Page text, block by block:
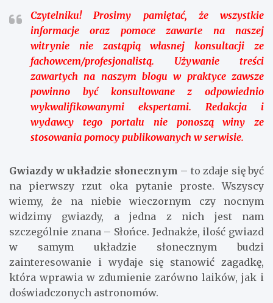
Czytelniku!Prosimy pamiętać, że wszystkie
informacje oraz pomoce zawarte na naszej
witrynie nie zastąpią własnej konsultacji ze
fachowcem/profesjonalistą. Używanie treści
zawartych na naszym blogu w praktyce zawsze
powinno być konsultowane z odpowiednio
wykwalifikowanymi ekspertami. Redakcja i
wydawcy tego portalu nie ponoszą winy ze
stosowania pomocy publikowanych w serwisie.
Gwiazdy w układzie słonecznym – to zdaje się być
na pierwszy rzut oka pytanie proste. Wszyscy
wiemy, że na niebie wieczornym czy nocnym
widzimy gwiazdy, a jedna z nich jest nam
szczególnie znana – Słońce. Jednakże, ilość gwiazd
w samym układzie słonecznym budzi
zainteresowanie i wydaje się stanowić zagadkę,
która wprawia w zdumienie zarówno laików, jak i
doświadczonych astronomów.